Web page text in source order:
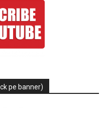
pe banner)